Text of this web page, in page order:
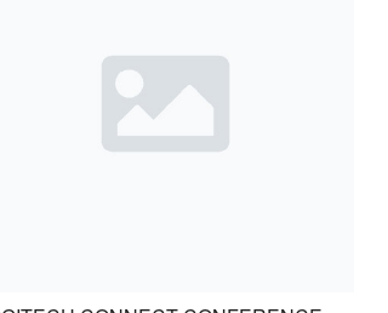
LOGITECH MEETUP CONFERENCE